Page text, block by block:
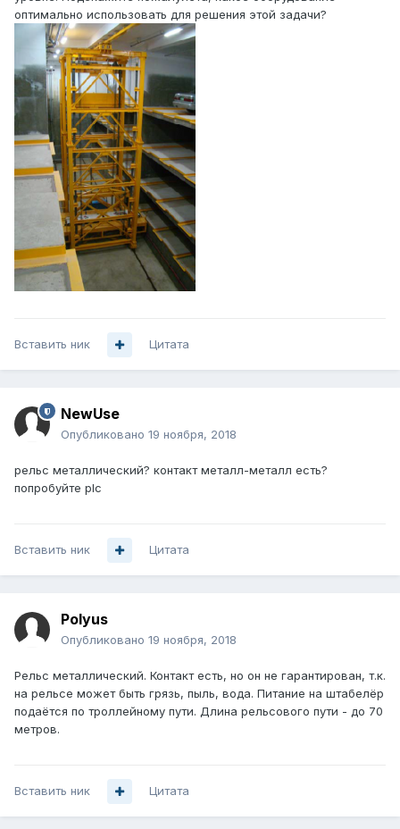
оптимально использовать для решения этой задачи?
Вставить ник Цитата
NewUse
Опубликовано 19 ноября, 2018
рельс металлический? контакт металл-металл есть?
попробуйте plc
Вставить ник Цитата
Polyus
Опубликовано 19 ноября, 2018
Рельс металлический. Контакт есть, но он не гарантирован, т.к.
на рельсе может быть грязь, пыль, вода. Питание на штабелёр
подаётся по троллейному пути. Длина рельсового пути - до 70
метров.
Вставить ник Цитата